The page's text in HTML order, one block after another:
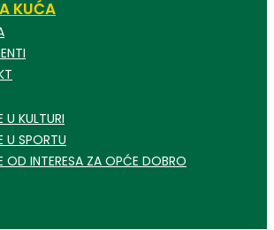
KUĆA
U KULTURI
U SPORTU
OD INTERESA ZA OPĆE DOBRO